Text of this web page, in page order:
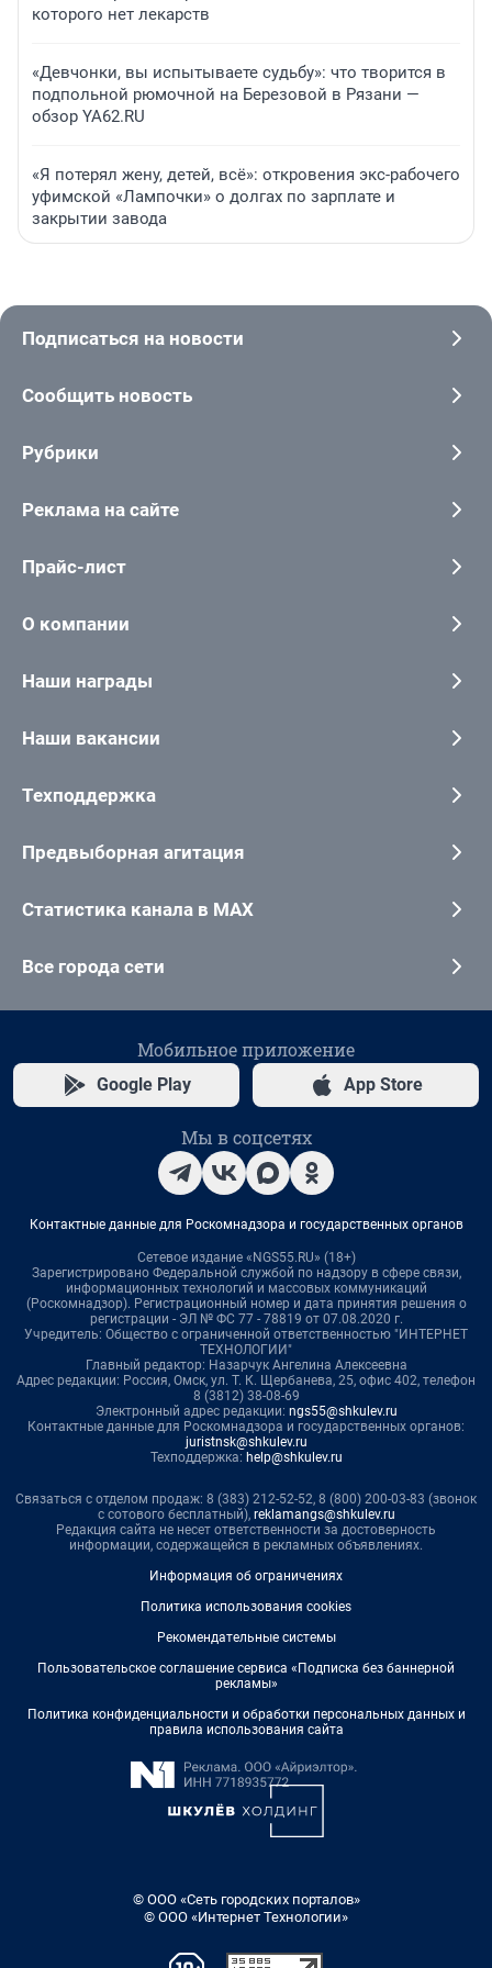
которого нет лекарств
«Девчонки, вы испытываете судьбу»: что творится в
подпольной рюмочной на Березовой в Рязани —
обзор YA62.RU
«Я потерял жену, детей, всё»: откровения экс-рабочего
уфимской «Лампочки» о долгах по зарплате и
закрытии завода
Подписаться на новости
Сообщить новость
Рубрики
Реклама на сайте
Прайс-лист
О компании
Наши награды
Наши вакансии
Техподдержка
Предвыборная агитация
Статистика канала в MAX
Все города сети
Мобильное приложение
Google Play App Store
Мы в соцсетях
Контактные данные для Роскомнадзора и государственных органов
Сетевое издание «NGS55.RU» (18+)
Зарегистрировано Федеральной службой по надзору в сфере связи,
информационных технологий и массовых коммуникаций
(Роскомнадзор). Регистрационный номер и дата принятия решения о
регистрации - ЭЛ № ФС 77 - 78819 от 07.08.2020 г.
Учредитель: Общество с ограниченной ответственностью "ИНТЕРНЕТ
ТЕХНОЛОГИИ"
Главный редактор: Назарчук Ангелина Алексеевна
Адрес редакции: Россия, Омск, ул. Т. К. Щербанева, 25, офис 402, телефон
8 (3812) 38-08-69
Электронный адрес редакции: ngs55@shkulev.ru
Контактные данные для Роскомнадзора и государственных органов:
juristnsk@shkulev.ru
Техподдержка: help@shkulev.ru
Связаться с отделом продаж: 8 (383) 212-52-52, 8 (800) 200-03-83 (звонок
с сотового бесплатный), reklamangs@shkulev.ru
Редакция сайта не несет ответственности за достоверность
информации, содержащейся в рекламных объявлениях.
Информация об ограничениях
Политика использования cookies
Рекомендательные системы
Пользовательское соглашение сервиса «Подписка без баннерной
рекламы»
Политика конфиденциальности и обработки персональных данных и
правила использования сайта
© ООО «Сеть городских порталов»
© ООО «Интернет Технологии»